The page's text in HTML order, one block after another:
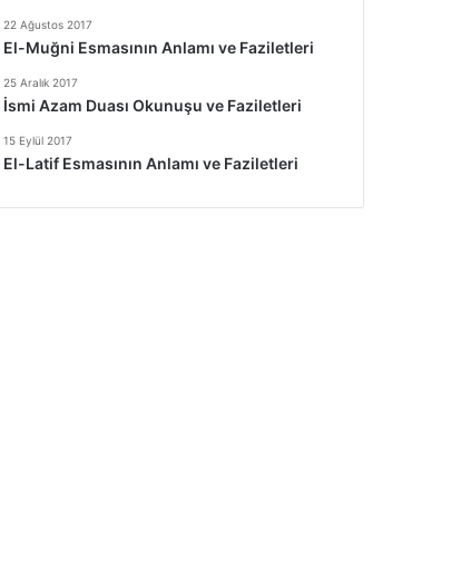
22 Ağustos 2017
El-Muğni Esmasının Anlamı ve Faziletleri
25 Aralık 2017
İsmi Azam Duası Okunuşu ve Faziletleri
15 Eylül 2017
El-Latif Esmasının Anlamı ve Faziletleri